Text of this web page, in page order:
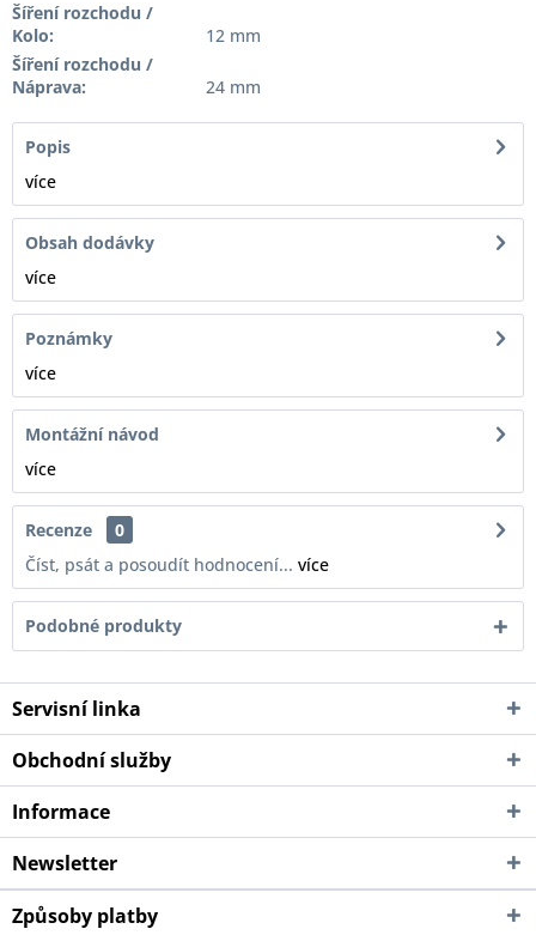
Šíření rozchodu /
Kolo:
12 mm
Šíření rozchodu /
Náprava:
24 mm
Popis
více
Obsah dodávky
více
Poznámky
více
Montážní návod
více
Recenze
0
Číst, psát a posoudít hodnocení... více
Podobné produkty
Servisní linka
Obchodní služby
Informace
Newsletter
Způsoby platby